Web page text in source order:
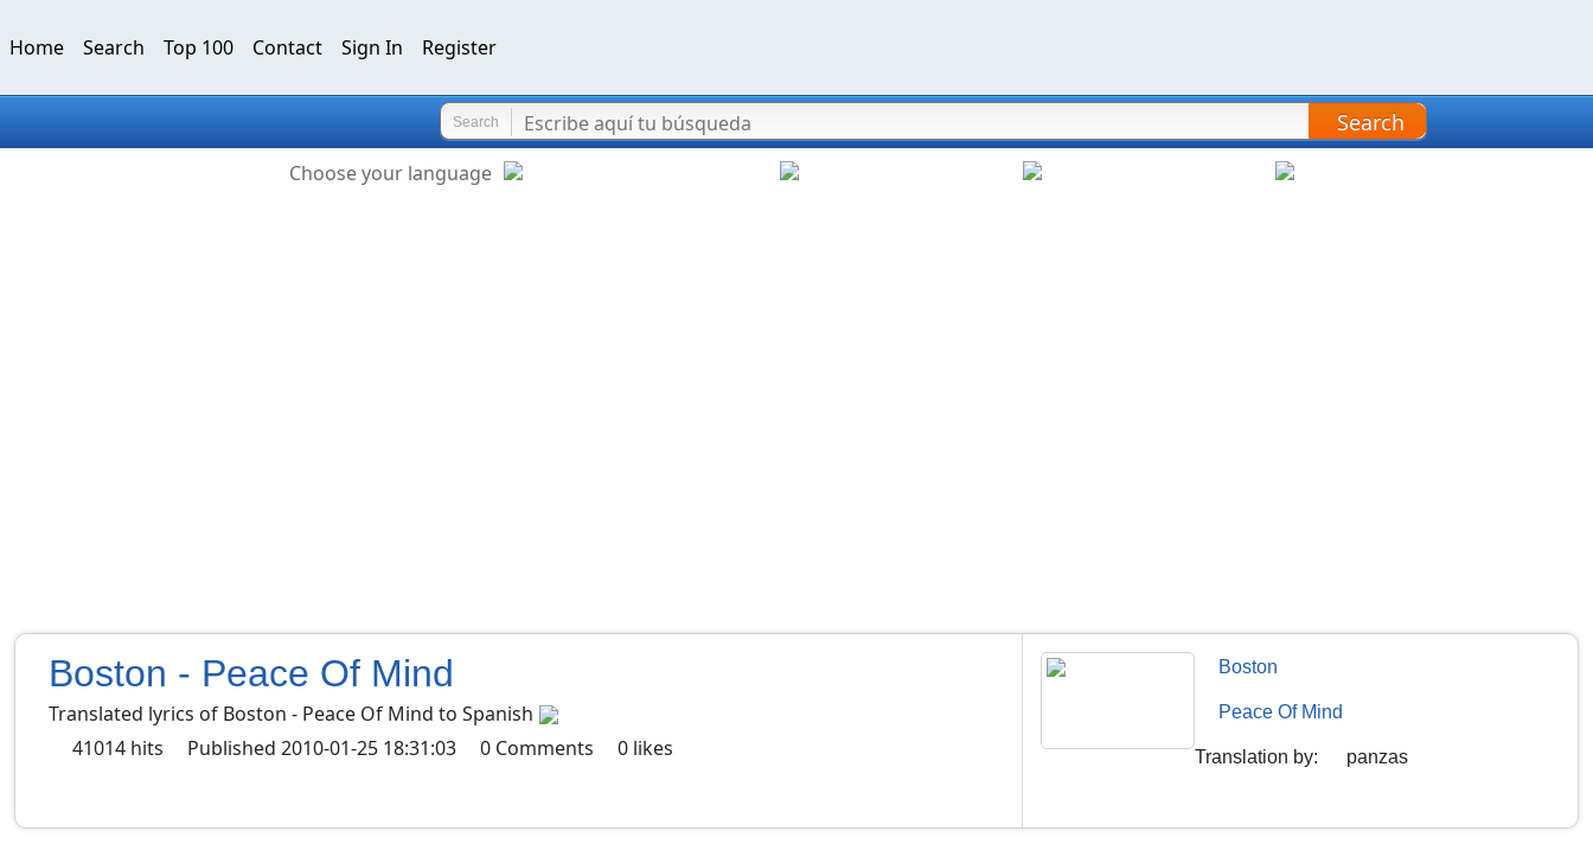
Home Search Top 100 Contact Sign In Register
Search Search
Choose your language
Boston - Peace Of Mind
Translated lyrics of Boston - Peace Of Mind to Spanish
41014 hits Published 2010-01-25 18:31:03 0 Comments 0 likes
Boston
Peace Of Mind
Translation by: panzas